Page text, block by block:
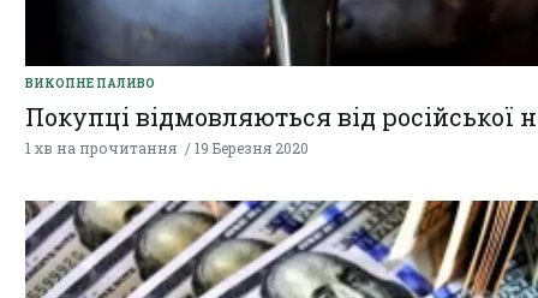
ВИКОПНЕ ПАЛИВО
Покупці відмовляються від російської
1 хв на прочитання 19 Березня 2020